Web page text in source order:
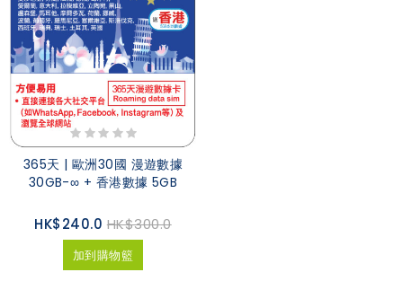
365天 | 歐洲30國 漫遊數據
30GB-∞ + 香港數據 5GB
HK$240.0 HK$300.0
加到購物籃